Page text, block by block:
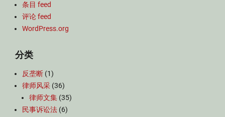
条目 feed
评论 feed
WordPress.org
分类
反垄断 (1)
律师风采 (36)
律师文集 (35)
民事诉讼法 (6)